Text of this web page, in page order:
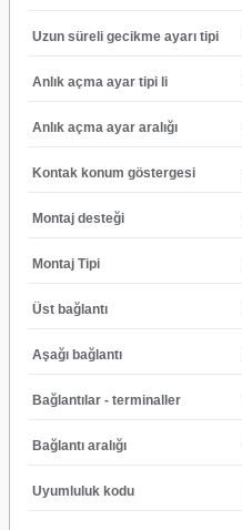
Uzun süreli gecikme ayarı tipi
Anlık açma ayar tipi li
Anlık açma ayar aralığı
Kontak konum göstergesi
Montaj desteği
Montaj Tipi
Üst bağlantı
Aşağı bağlantı
Bağlantılar - terminaller
Bağlantı aralığı
Uyumluluk kodu